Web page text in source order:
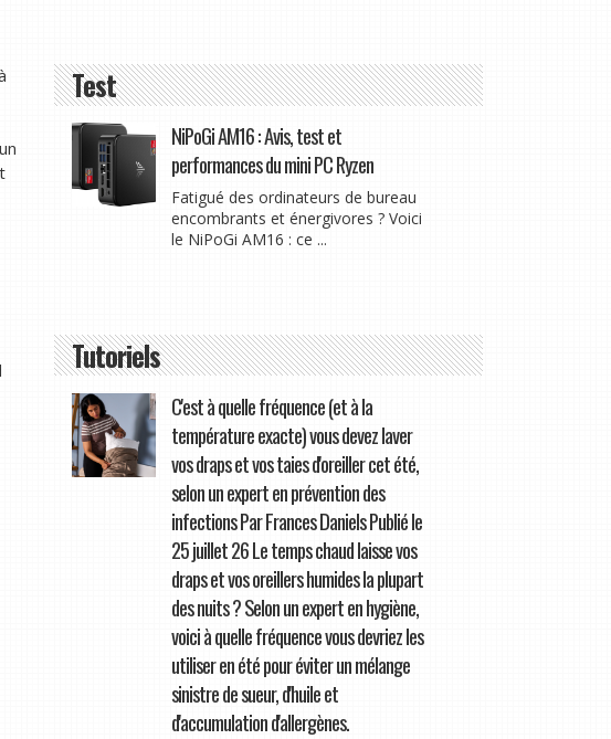
Test
NiPoGi AM16 : Avis, test et
performances du mini PC Ryzen
Fatigué des ordinateurs de bureau
encombrants et énergivores ? Voici
le NiPoGi AM16 : ce ...
Tutoriels
C'est à quelle fréquence (et à la
température exacte) vous devez laver
vos draps et vos taies d'oreiller cet été,
selon un expert en prévention des
infections Par Frances Daniels Publié le
25 juillet 26 Le temps chaud laisse vos
draps et vos oreillers humides la plupart
des nuits ? Selon un expert en hygiène,
voici à quelle fréquence vous devriez les
utiliser en été pour éviter un mélange
sinistre de sueur, d'huile et
d'accumulation d'allergènes.